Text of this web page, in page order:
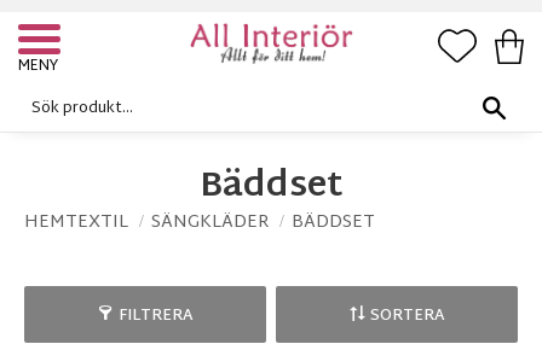
Meny
Bäddset
HEMTEXTIL SÄNGKLÄDER BÄDDSET
FILTRERA SORTERA